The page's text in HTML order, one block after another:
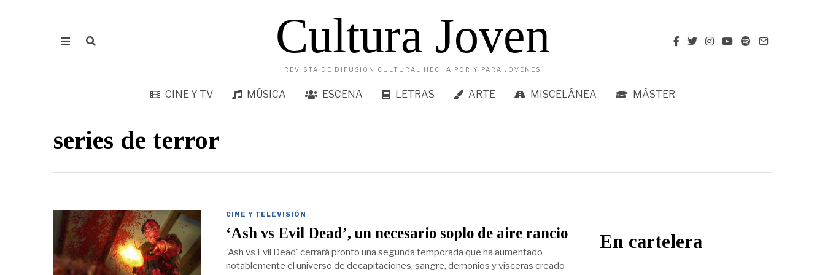
Cultura Joven
REVISTA DE DIFUSIÓN CULTURAL HECHA POR Y PARA JÓVENES
CINE Y TV MÚSICA ESCENA LETRAS ARTE MISCELÁNEA MÁSTER
series de terror
CINE Y TELEVISIÓN
‘Ash vs Evil Dead’, un necesario soplo de aire rancio
'Ash vs Evil Dead' cerrará pronto una segunda temporada que ha aumentado
notablemente el universo de decapitaciones, sangre, demonios y vísceras creado
En cartelera